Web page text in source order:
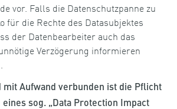
vor. Falls die Datenschutzpanne zu
für die Rechte des Datasubjektes
der Datenbearbeiter auch das
Verzögerung informieren
mit Aufwand verbunden ist die Pflicht
sog. „Data Protection Impact